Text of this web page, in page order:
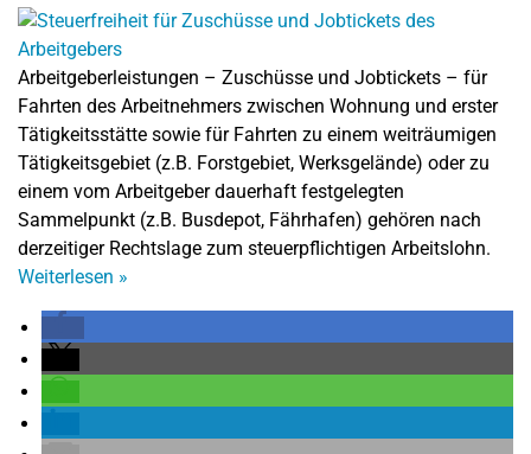
Arbeitgeberleistungen – Zuschüsse und Jobtickets – für
Fahrten des Arbeitnehmers zwischen Wohnung und erster
Tätigkeitsstätte sowie für Fahrten zu einem weiträumigen
Tätigkeitsgebiet (z.B. Forstgebiet, Werksgelände) oder zu
einem vom Arbeitgeber dauerhaft festgelegten
Sammelpunkt (z.B. Busdepot, Fährhafen) gehören nach
derzeitiger Rechtslage zum steuerpflichtigen Arbeitslohn.
Weiterlesen »